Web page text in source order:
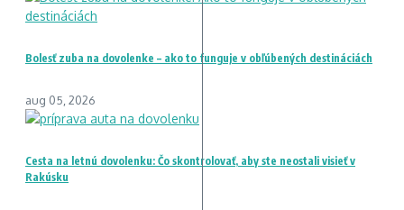
Bolesť zuba na dovolenke – ako to funguje v obľúbených destináciách
aug 05, 2026
Cesta na letnú dovolenku: Čo skontrolovať, aby ste neostali visieť v
Rakúsku